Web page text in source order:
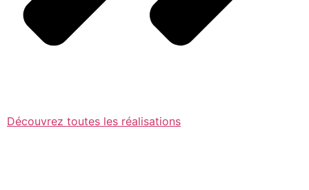
Découvrez toutes les réalisations